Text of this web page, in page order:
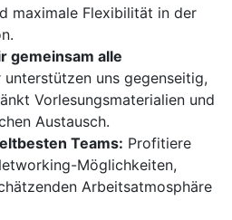
maximale Flexibilität in der
gemeinsam alle
unterstützen uns gegenseitig,
Vorlesungsmaterialien und
Austausch.
Teams: Profitiere
Möglichkeiten,
Arbeitsatmosphäre